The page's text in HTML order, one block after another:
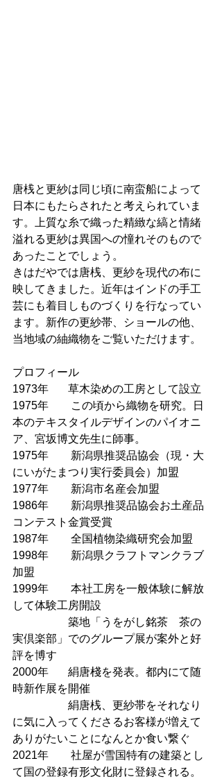
唐桟と更紗は同じ頃に南蛮船によって
日本にもたらされたと考えられていま
す。上質な糸で織った精緻な縞と情緒
溢れる更紗は異国への憧れそのもので
あったことでしょう。
きはだやでは唐桟、更紗を現代の布に
映してきました。近年はインドの手工
芸にも着目しものづくりを行なってい
ます。新作の更紗帯、ショールの他、
当地域の紬織物をご覧いただけます。
プロフィール
1973年	草木染めの工房として設立
1975年　　この頃から織物を研究。日
本のテキスタイルデザインのパイオニ
ア、宮坂博文先生に師事。
1975年　　新潟県推奨品協会（現・大
にいがたまつり実行委員会）加盟
1977年　　新潟市名産会加盟
1986年　　新潟県推奨品協会お土産品
コンテスト金賞受賞
1987年　　全国植物染織研究会加盟
1998年　　新潟県クラフトマンクラブ
加盟
1999年　　本社工房を一般体験に解放
して体験工房開設
実倶楽部」でのグループ展が案外と好
評を博す
2000年	絹唐棧を発表。都内にて随
時新作展を開催
に気に入ってくださるお客様が増えて
ありがたいことになんとか食い繋ぐ
2021年　　社屋が雪国特有の建築とし
て国の登録有形文化財に登録される。